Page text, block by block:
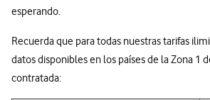
esperando.
Recuerda que para todas nuestras tarifas
datos disponibles en los países de la Zona 1
contratada: